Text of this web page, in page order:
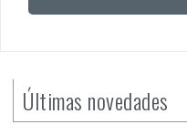
Últimas novedades